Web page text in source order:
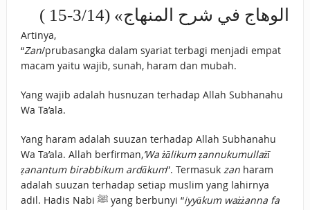
الوهاج في شرح المنهاج» (3/14-15 )
Artinya,
“Zan/prubasangka dalam syariat terbagi menjadi empat
macam yaitu wajib, sunah, haram dan mubah.
Yang wajib adalah husnuzan terhadap Allah Subhanahu
Wa Ta’ala.
Yang haram adalah suuzan terhadap Allah Subhanahu
Wa Ta’ala. Allah berfirman,’Wa żālikum ẓannukumullażī
ẓanantum birabbikum ardākum”. Termasuk zanharam
adalah suuzan terhadap setiap muslim yang lahirnya
adil. Hadis Nabi ﷺ yang berbunyi “iyyākum ważżanna fa